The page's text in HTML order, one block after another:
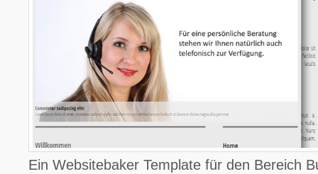
Ein Websitebaker Template für den Bereich